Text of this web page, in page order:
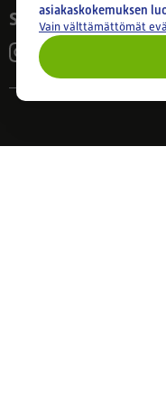
Seuraa meitä
asiakaskokemuksen
Vain välttämättömät